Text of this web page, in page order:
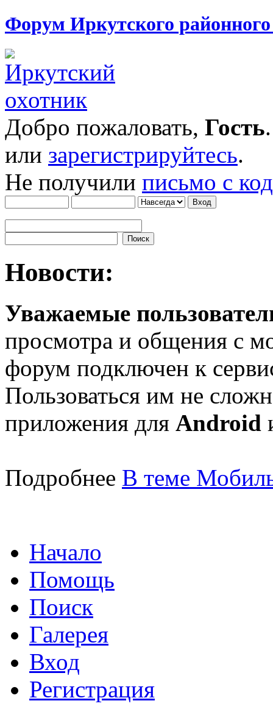
Форум Иркутского
Добро пожаловать, Гость
или зарегистрируйтесь.
Не получили письмо с
Новости:
Уважаемые
просмотра и общения с
форум подключен к
Пользоваться им не
приложения для Android
Подробнее В теме
Начало
Помощь
Поиск
Галерея
Вход
Регистрация